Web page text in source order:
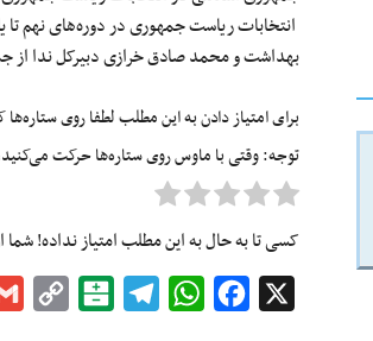
بهداشت و محمد صادق خرازی دبیرکل ندا از
برای امتیاز دادن به این مطلب لطفا روی
توجه: وقتی با ماوس روی ستاره‌ها حرکت می‌کنید،
کسی تا به حال به این مطلب امتیاز نداده! شما
Facebook
WhatsApp
Telegram
Balatarin